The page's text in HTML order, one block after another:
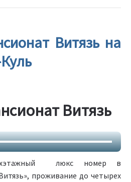
Витязь на
Витязь
люкс номер в
проживание до четырех